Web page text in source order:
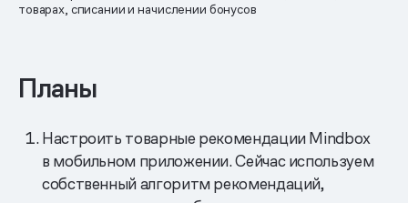
товарах, списании и начислении бонусов
Планы
Настроить товарные рекомендации Mindbox
в мобильном приложении. Сейчас используем
собственный алгоритм рекомендаций,